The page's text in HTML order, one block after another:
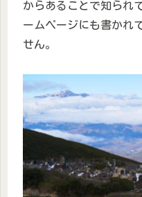
からあることで知られ
ームページにも書かれ
せん。